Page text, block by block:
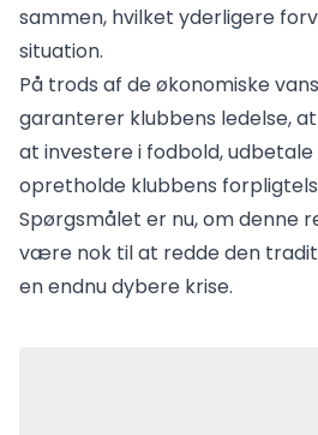
sammen, hvilket yderligere
situation.
På trods af de økonomiske
garanterer klubbens ledelse,
at investere i fodbold,
opretholde klubbens
Spørgsmålet er nu, om denne
være nok til at redde den
en endnu dybere krise.